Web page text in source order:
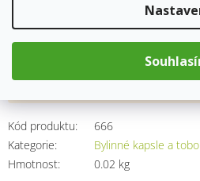
Kód produktu:
666
Kategorie:
Bylinné kapsle a
Hmotnost: 0.02 kg
229
Měrná
cena: